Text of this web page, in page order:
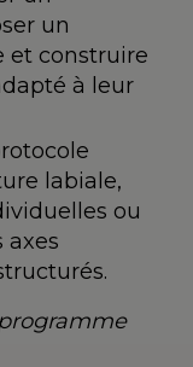
un
et construire
à leur
labiale,
ou
axes